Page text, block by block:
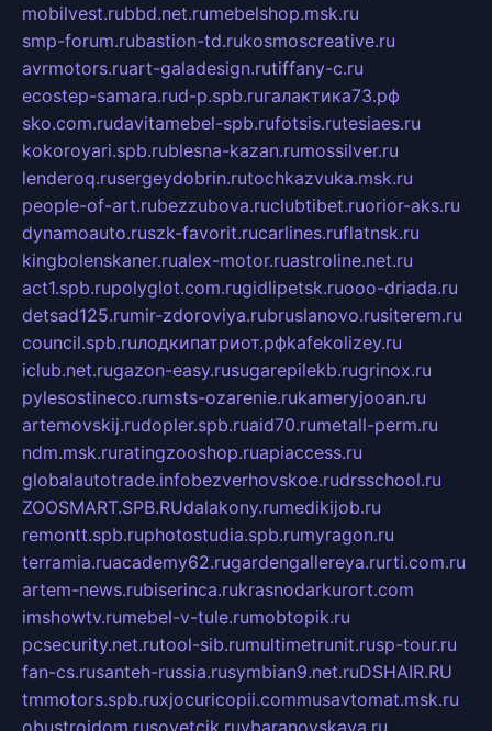
mobilvest.rubbd.net.rumebelshop.msk.ru
smp-forum.rubastion-td.rukosmoscreative.ru
avrmotors.ruart-galadesign.rutiffany-c.ru
ecostep-samara.rud-p.spb.ruгалактика73.рф
sko.com.rudavitamebel-spb.rufotsis.rutesiaes.ru
kokoroyari.spb.rublesna-kazan.rumossilver.ru
lenderoq.rusergeydobrin.rutochkazvuka.msk.ru
people-of-art.rubezzubova.ruclubtibet.ruorior-aks.ru
dynamoauto.ruszk-favorit.rucarlines.ruflatnsk.ru
kingbolenskaner.rualex-motor.ruastroline.net.ru
act1.spb.rupolyglot.com.rugidlipetsk.ruooo-driada.ru
detsad125.rumir-zdoroviya.rubruslanovo.rusiterem.ru
council.spb.ruлодкипатриот.рфkafekolizey.ru
iclub.net.rugazon-easy.rusugarepilekb.rugrinox.ru
pylesostineco.rumsts-ozarenie.rukameryjooan.ru
artemovskij.rudopler.spb.ruaid70.rumetall-perm.ru
ndm.msk.ruratingzooshop.ruapiaccess.ru
globalautotrade.infobezverhovskoe.rudrsschool.ru
ZOOSMART.SPB.RUdalakony.rumedikijob.ru
remontt.spb.ruphotostudia.spb.rumyragon.ru
terramia.ruacademy62.rugardengallereya.rurti.com.ru
artem-news.rubiserinca.rukrasnodarkurort.com
imshowtv.rumebel-v-tule.rumobtopik.ru
pcsecurity.net.rutool-sib.rumultimetrunit.rusp-tour.ru
fan-cs.rusanteh-russia.rusymbian9.net.ruDSHAIR.RU
tmmotors.spb.ruxjocuricopii.commusavtomat.msk.ru
obustrojdom.rusovetcik.ruybaranovskaya.ru